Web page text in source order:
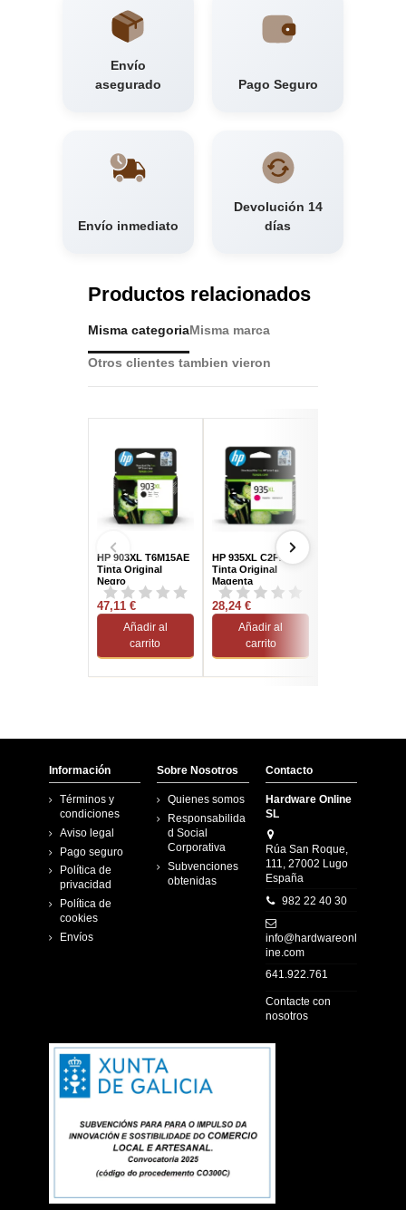
Envío
asegurado
Pago Seguro
Envío inmediato
Devolución 14
días
Productos relacionados
Misma categoriaMisma marca
Otros clientes tambien vieron
HP 903XL T6M15AE
Tinta Original
Negro
47,11 €
Añadir al
carrito
HP 935XL C2P25AE
Tinta Original
Magenta
28,24 €
Añadir al
carrito
Información
Términos y
condiciones
Aviso legal
Pago seguro
Política de
privacidad
Política de
cookies
Envíos
Sobre Nosotros
Quienes somos
Responsabilida
d Social
Corporativa
Subvenciones
obtenidas
Contacto
Hardware Online
SL
Rúa San Roque,
111, 27002 Lugo
España
982 22 40 30
info@hardwareonl
ine.com
641.922.761
Contacte con
nosotros